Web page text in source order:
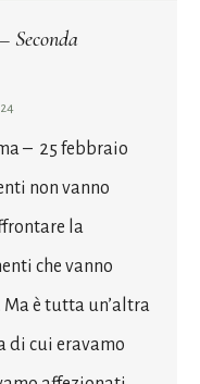
Seconda
– 25 febbraio
non vanno
la
che vanno
è tutta un’altra
di cui eravamo